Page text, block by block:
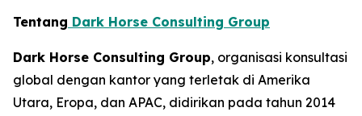
Tentang Dark Horse Consulting Group
Dark Horse Consulting Group, organisasi konsultasi
global dengan kantor yang terletak di Amerika
Utara, Eropa, dan APAC, didirikan pada tahun 2014